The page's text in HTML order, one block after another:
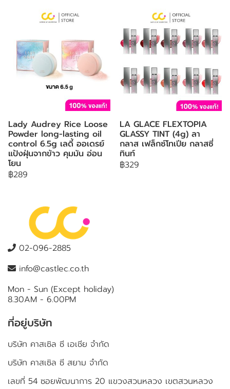
Lady Audrey Rice Loose
Powder long-lasting oil
control 6.5g เลดี้ ออเดรย์
แป้งฝุ่นจากข้าว คุมมัน อ่อน
โยน
฿289
LA GLACE FLEXTOPIA
GLASSY TINT (4g) ลา
กลาส เฟล็กซ์โทเปีย กลาสซี่
ทินท์
฿329
02-096-2885
info@castlec.co.th
Mon - Sun (Except holiday)
8.30AM - 6.00PM
ที่อยู่บริษัท
บริษัท คาสเซิล ซี เอเชีย จำกัด
บริษัท คาสเซิล ซี สยาม จำกัด
เลขที่ 54 ซอยพัฒนาการ 20 แขวงสวนหลวง เขตสวนหลวง